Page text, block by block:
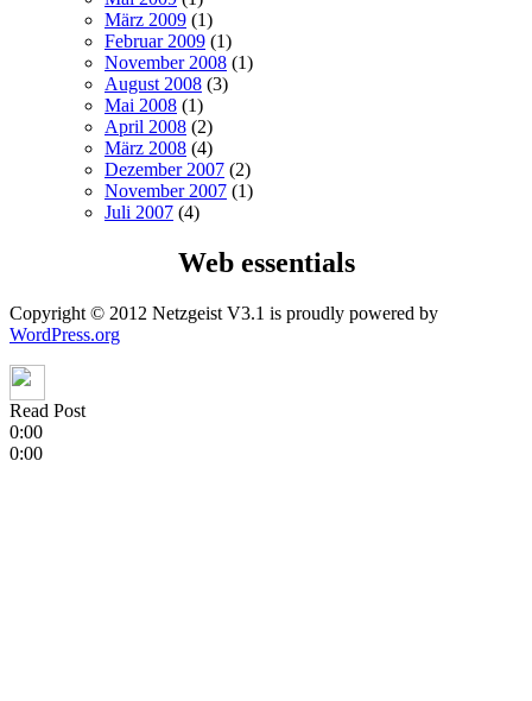
März 2009 (1)
Februar 2009 (1)
November 2008 (1)
August 2008 (3)
Mai 2008 (1)
April 2008 (2)
März 2008 (4)
Dezember 2007 (2)
November 2007 (1)
Juli 2007 (4)
Web essentials
Copyright © 2012 Netzgeist V3.1 is proudly powered by
WordPress.org
Read Post
0:00
0:00